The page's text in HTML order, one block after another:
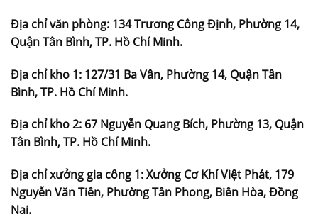
Địa chỉ văn phòng: 134 Trương Công Định, Phường 14,
Quận Tân Bình, TP. Hồ Chí Minh.
Địa chỉ kho 1: 127/31 Ba Vân, Phường 14, Quận Tân
Bình, TP. Hồ Chí Minh.
Địa chỉ kho 2: 67 Nguyễn Quang Bích, Phường 13, Quận
Tân Bình, TP. Hồ Chí Minh.
Địa chỉ xưởng gia công 1:Xưởng Cơ Khí Việt Phát, 179
Nguyễn Văn Tiên, Phường Tân Phong, Biên Hòa, Đồng
Nai.